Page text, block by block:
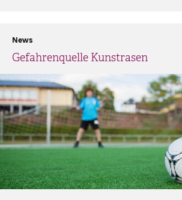
Gefahrenquelle Kunstrasen
News